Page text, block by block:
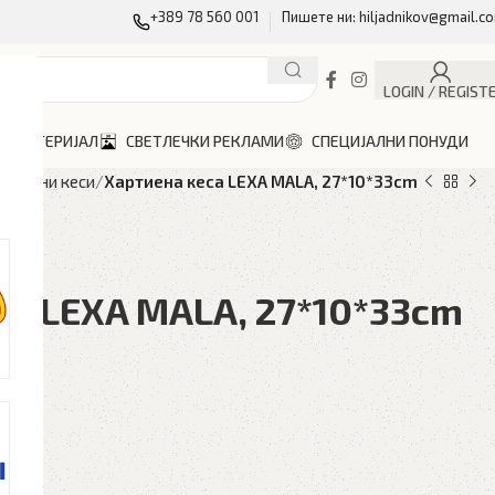
+389 78 560 001 Пишете ни:
LOGIN /
МАТЕРИЈАЛ СВЕТЛЕЧКИ РЕКЛАМИ СПЕЦИЈАЛНИ ПОНУДИ
кеси Хартиена кеса LEXA MALA, 27*10*33cm
LEXA MALA, 27*10*33cm